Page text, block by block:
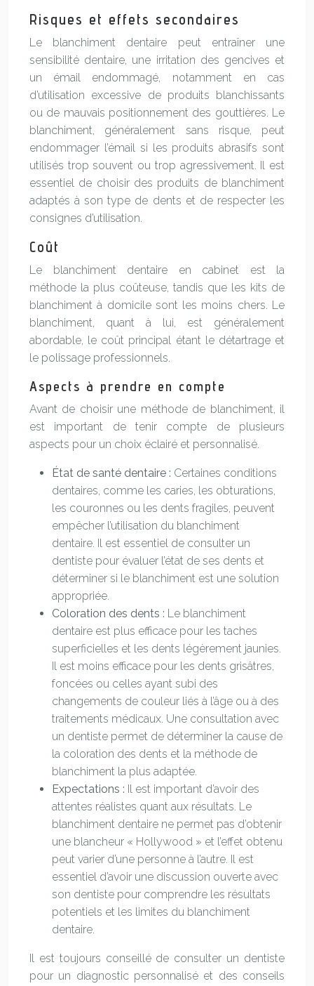
Risques et effets secondaires
Le blanchiment dentaire peut entraîner une
sensibilité dentaire, une irritation des gencives et
un émail endommagé, notamment en cas
d’utilisation excessive de produits blanchissants
ou de mauvais positionnement des gouttières. Le
blanchiment, généralement sans risque, peut
endommager l’émail si les produits abrasifs sont
utilisés trop souvent ou trop agressivement. Il est
essentiel de choisir des produits de blanchiment
adaptés à son type de dents et de respecter les
consignes d’utilisation.
Coût
Le blanchiment dentaire en cabinet est la
méthode la plus coûteuse, tandis que les kits de
blanchiment à domicile sont les moins chers. Le
blanchiment, quant à lui, est généralement
abordable, le coût principal étant le détartrage et
le polissage professionnels.
Aspects à prendre en compte
Avant de choisir une méthode de blanchiment, il
est important de tenir compte de plusieurs
aspects pour un choix éclairé et personnalisé.
État de santé dentaire : Certaines conditions
dentaires, comme les caries, les obturations,
les couronnes ou les dents fragiles, peuvent
empêcher l’utilisation du blanchiment
dentaire. Il est essentiel de consulter un
dentiste pour évaluer l’état de ses dents et
déterminer si le blanchiment est une solution
appropriée.
Coloration des dents : Le blanchiment
dentaire est plus efficace pour les taches
superficielles et les dents légèrement jaunies.
Il est moins efficace pour les dents grisâtres,
foncées ou celles ayant subi des
changements de couleur liés à l’âge ou à des
traitements médicaux. Une consultation avec
un dentiste permet de déterminer la cause de
la coloration des dents et la méthode de
blanchiment la plus adaptée.
Expectations : Il est important d’avoir des
attentes réalistes quant aux résultats. Le
blanchiment dentaire ne permet pas d’obtenir
une blancheur « Hollywood » et l’effet obtenu
peut varier d’une personne à l’autre. Il est
essentiel d’avoir une discussion ouverte avec
son dentiste pour comprendre les résultats
potentiels et les limites du blanchiment
dentaire.
Il est toujours conseillé de consulter un dentiste
pour un diagnostic personnalisé et des conseils